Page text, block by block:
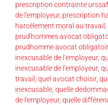
prescription contrainte urssaf
de l'employeur, prescription
harcèlement moral au travail ,
prud'hommes avocat
prudhomme avocat
inexcusable de l'employeur,
inexcusable de l'employeur,
travail , quel avocat choisir,
inexcusable, quelle
de l'employeur, quelle